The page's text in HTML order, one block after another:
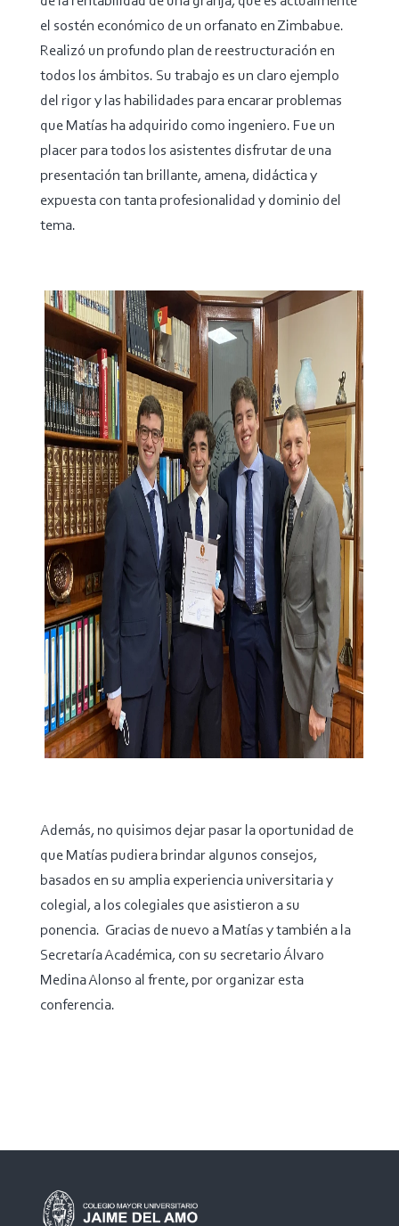
el sostén económico de un orfanato en Zimbabue.
Realizó un profundo plan de reestructuración en
todos los ámbitos. Su trabajo es un claro ejemplo
del rigor y las habilidades para encarar problemas
que Matías ha adquirido como ingeniero. Fue un
placer para todos los asistentes disfrutar de una
presentación tan brillante, amena, didáctica y
expuesta con tanta profesionalidad y dominio del
tema.
Además, no quisimos dejar pasar la oportunidad de
que Matías pudiera brindar algunos consejos,
basados en su amplia experiencia universitaria y
colegial, a los colegiales que asistieron a su
ponencia. Gracias de nuevo a Matías y también a la
Secretaría Académica, con su secretario Álvaro
Medina Alonso al frente, por organizar esta
conferencia.